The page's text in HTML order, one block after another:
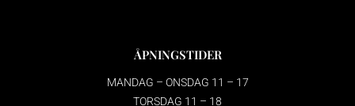
ÅPNINGSTIDER
MANDAG – ONSDAG 11 – 17
TORSDAG 11 – 18